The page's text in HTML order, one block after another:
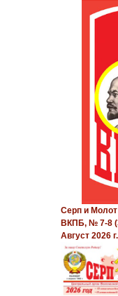
Серп и
ВКПБ, № 7-8
Август 2026 г.